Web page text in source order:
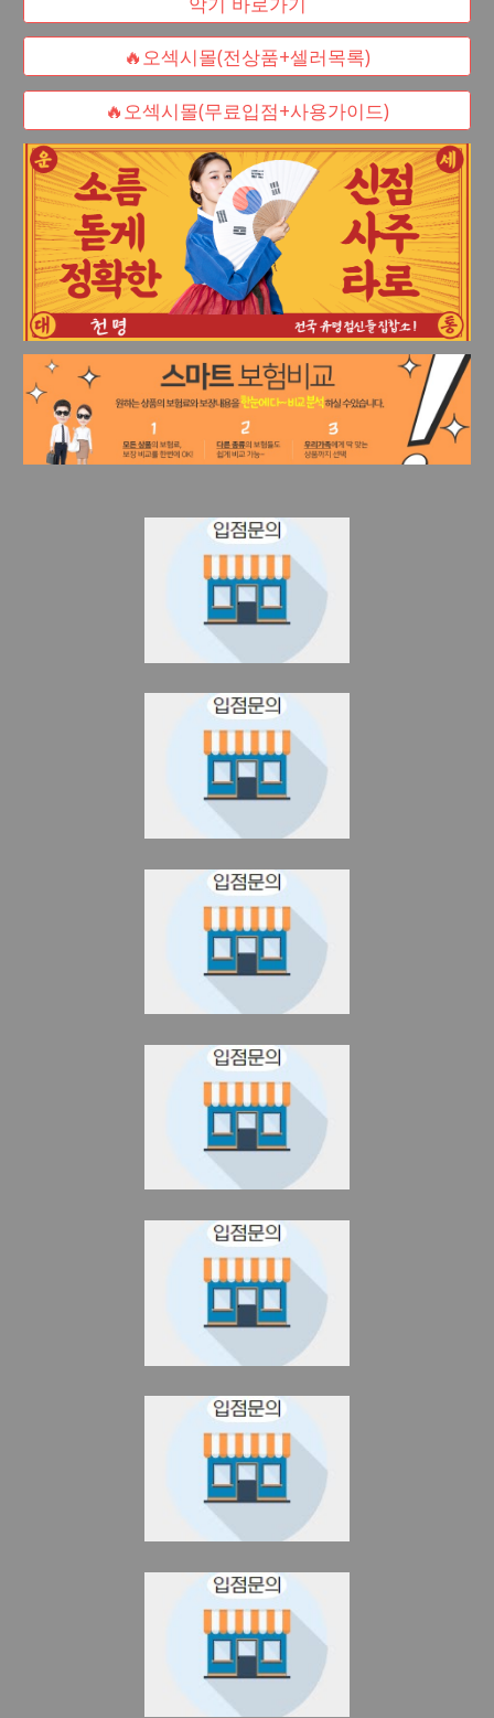
🔥오섹시몰(전상품+셀러목록)
🔥오섹시몰(무료입점+사용가이드)